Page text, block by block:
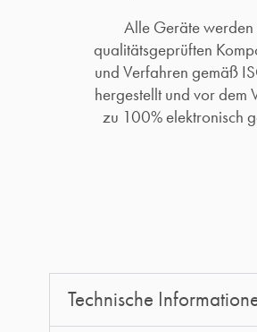
Alle Geräte werden
qualitätsgeprüften
und Verfahren gemäß
hergestellt und vor dem
zu 100% elektronisch
Technische